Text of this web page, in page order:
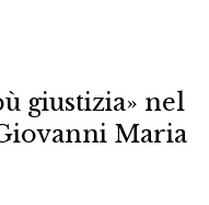
giustizia» nel
Maria